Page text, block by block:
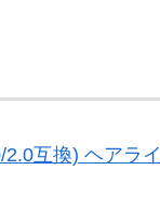
互換) ヘアライ